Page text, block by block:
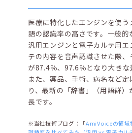
医療に特化したエンジンを使
語の認識率の高さです。一般的
汎用エンジンと電子カルテ用
テの内容を音声認識させた際
が87.4％、97.6％となり大きな
また、薬品、手術、病名など
り、最新の「辞書」（用語群
長です。
※当社技術ブログ：「AmiVoiceの領域